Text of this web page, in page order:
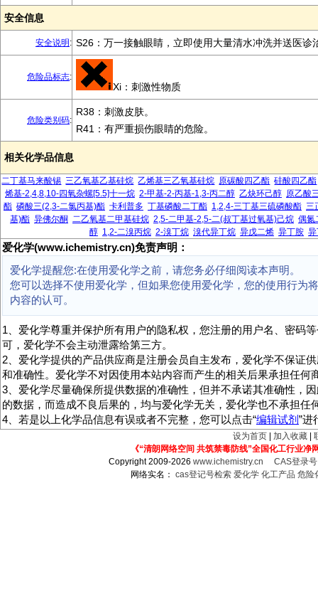
安全信息
安全说明 : S26：万一接触眼睛，立即使用大量清水冲洗并送医诊
危险品标志:
Xi：刺激性物质
危险类别码:
R38：刺激皮肤。
R41：有严重损伤眼睛的危险。
相关化学品信息
二丁基马来酸锡 三乙氧基乙基硅烷 乙烯基三乙氧基硅烷 原碳酸四乙酯 硅酸四乙酯
烯基-2,4,8,10-四氧杂螺[5.5]十一烷 2-甲基-2-丙基-1,3-丙二醇 乙炔环己醇 原乙酸
酯 磷酸三(2,3-二氯丙基)酯 卡利普多 丁基磷酸二丁酯 1,2,4-三丁基三硫磷酸酯 三
基)酯 异佛尔酮 二乙氧基二甲基硅烷 2,5-二甲基-2,5-二(叔丁基过氧基)己烷 偶氮
醇 1,2-二溴丙烷 2-溴丁烷 溴代异丁烷 异戊二烯 异丁胺
爱化学(www.ichemistry.cn)免责声明：
爱化学提醒您:在使用爱化学之前，请您务必仔细阅读本声明。
您可以选择不使用爱化学，但如果您使用爱化学，您的使用行为
内容的认可。
1、爱化学尊重并保护所有用户的隐私权，您注册的用户名、密码
可，爱化学不会主动泄露给第三方。
2、爱化学提供的产品供应商是注册会员自主发布，爱化学不保证
和准确性。爱化学不对因使用本站内容而产生的相关后果承担任何
3、爱化学尽量确保所提供数据的准确性，但并不承诺其准确性，
的数据，而造成不良后果的，均与爱化学无关，爱化学也不承担任
4、若是以上化学品信息有误或者不完整，您可以点击“编辑试剂”进
设为首页 加入收藏
《“清朗网络空间 共筑禁毒防线”全国化工行业净
Copyright 2009-2026www.ichemistry.cn
CAS登录
网络实名： cas登记号检索 爱化学 化工产品 危险